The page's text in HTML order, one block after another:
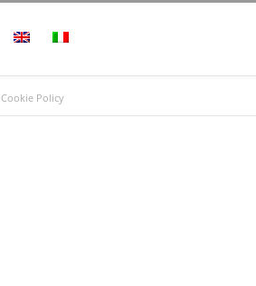
Cookie Policy